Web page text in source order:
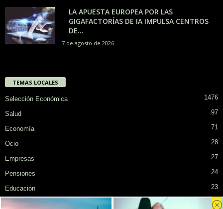
LA APUESTA EUROPEA POR LAS
GIGAFACTORÍAS DE IA IMPULSA CENTROS
DE...
7 de agosto de 2026
TEMAS LOCALES
Selección Económica 1476
Salud 97
Economía 71
Ocio 28
Empresas 27
Pensiones 24
Educación 23